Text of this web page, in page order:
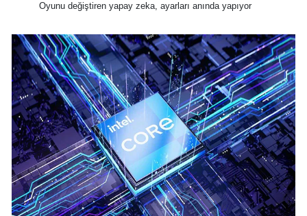
Oyunu değiştiren yapay zeka, ayarları anında yapıyor